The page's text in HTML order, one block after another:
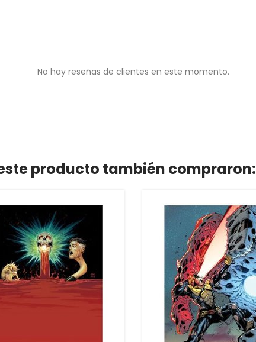
No hay reseñas de clientes en este momento.
producto también compraron: